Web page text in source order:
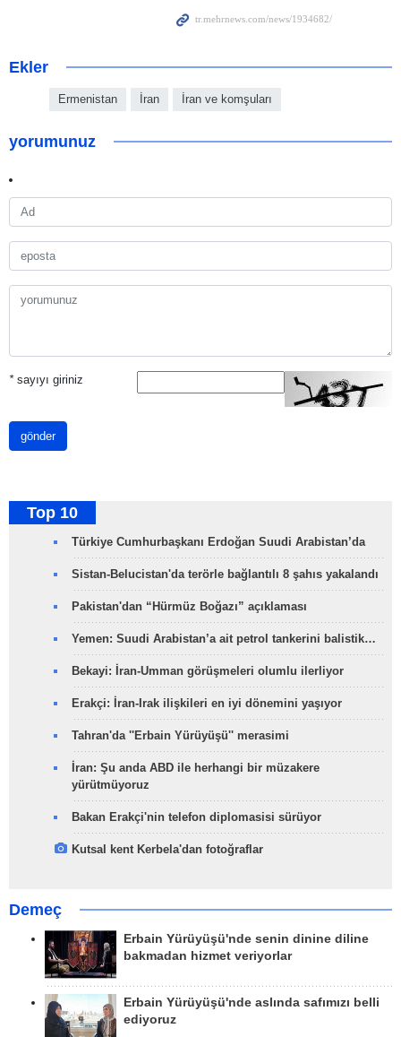
Ekler
Ermenistan İran İran ve komşuları
yorumunuz
*sayıyı giriniz
gönder
Top 10
Türkiye Cumhurbaşkanı Erdoğan Suudi Arabistan’da
Sistan-Belucistan'da terörle bağlantılı 8 şahıs yakalandı
Pakistan'dan “Hürmüz Boğazı” açıklaması
Yemen: Suudi Arabistan’a ait petrol tankerini balistik…
Bekayi: İran-Umman görüşmeleri olumlu ilerliyor
Erakçi: İran-Irak ilişkileri en iyi dönemini yaşıyor
Tahran'da ''Erbain Yürüyüşü'' merasimi
İran: Şu anda ABD ile herhangi bir müzakere
yürütmüyoruz
Bakan Erakçi'nin telefon diplomasisi sürüyor
Kutsal kent Kerbela'dan fotoğraflar
Demeç
Erbain Yürüyüşü'nde senin dinine diline
bakmadan hizmet veriyorlar
Erbain Yürüyüşü'nde aslında safımızı belli
ediyoruz